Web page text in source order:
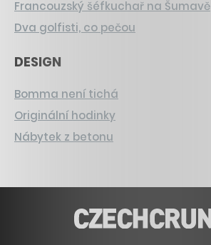
Francouzský šéfkuchař na Šumavě
Dva golfisti, co pečou
DESIGN
Bomma není tichá
Originální hodinky
Nábytek z betonu